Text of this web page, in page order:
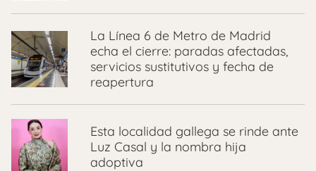
La Línea 6 de Metro de Madrid
echa el cierre: paradas afectadas,
servicios sustitutivos y fecha de
reapertura
Esta localidad gallega se rinde ante
Luz Casal y la nombra hija
adoptiva